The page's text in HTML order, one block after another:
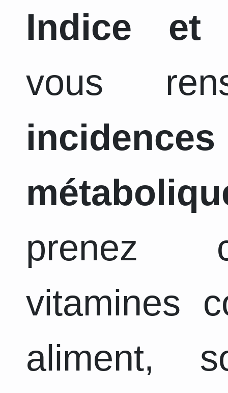
Indice et
vous
prenez
vitamines
aliment,